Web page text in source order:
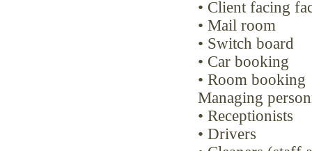
• Client facing
• Mail room
• Switch board
• Car booking
• Room booking
Managing
• Receptionists
• Drivers